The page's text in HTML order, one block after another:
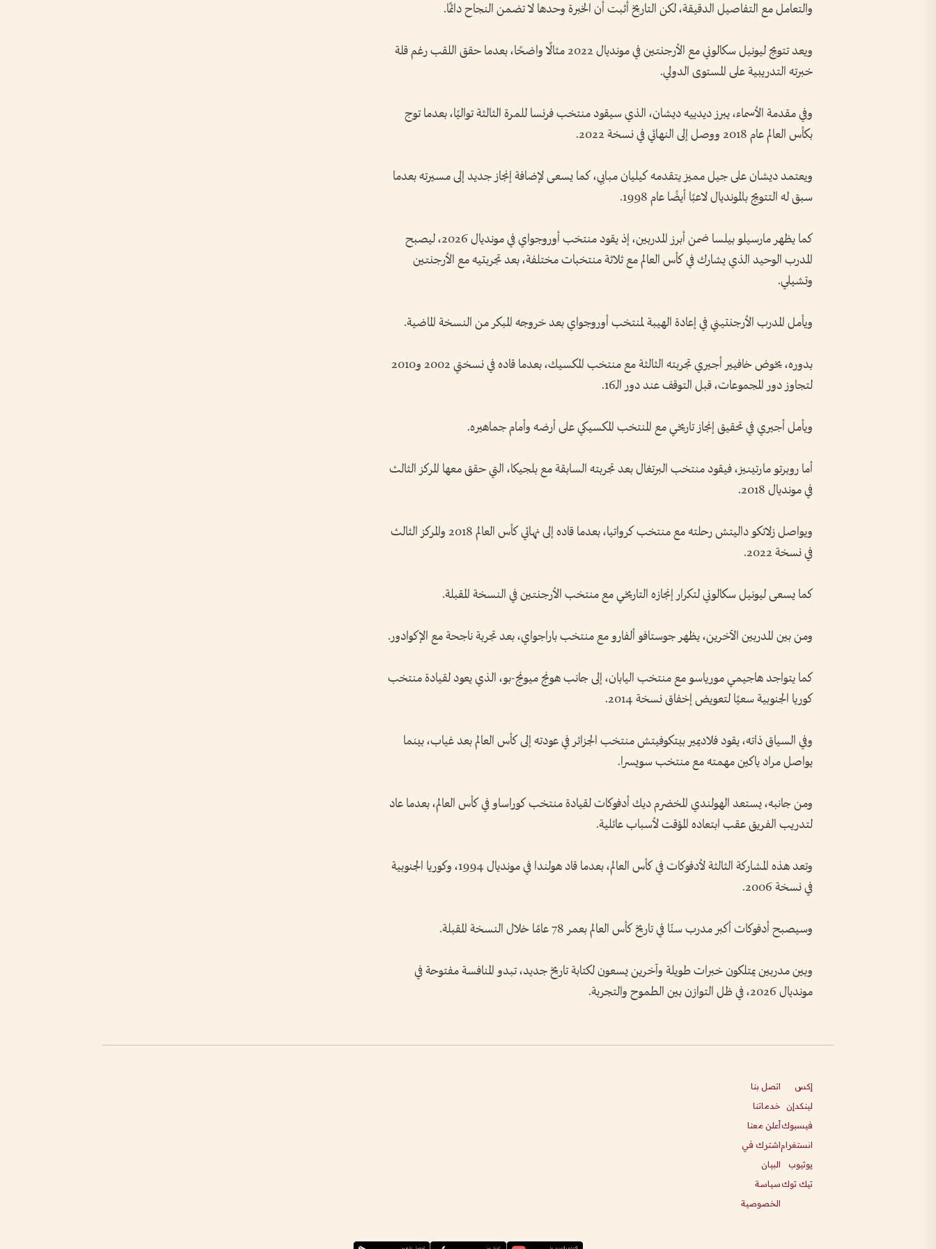
والتعامل مع التفاصيل الدقيقة، لكن التاريخ أثبت أن الخبرة وحدها لا تضمن النجاح دائمًا.
ويعد تتويج ليونيل سكالوني مع الأرجنتين في مونديال 2022 مثالًا واضحًا، بعدما حقق اللقب رغم قلة
خبرته التدريبية على المستوى الدولي.
وفي مقدمة الأسماء، يبرز ديدييه ديشان، الذي سيقود منتخب فرنسا للمرة الثالثة تواليًا، بعدما توج
بكأس العالم عام 2018 ووصل إلى النهائي في نسخة 2022.
ويعتمد ديشان على جيل مميز يتقدمه كيليان مبابي، كما يسعى لإضافة إنجاز جديد إلى مسيرته بعدما
سبق له التتويج بالمونديال لاعبًا أيضًا عام 1998.
كما يظهر مارسيلو بيلسا ضمن أبرز المدربين، إذ يقود منتخب أوروجواي في مونديال 2026، ليصبح
المدرب الوحيد الذي يشارك في كأس العالم مع ثلاثة منتخبات مختلفة، بعد تجربتيه مع الأرجنتين
وتشيلي.
ويأمل المدرب الأرجنتيني في إعادة الهيبة لمنتخب أوروجواي بعد خروجه المبكر من النسخة الماضية.
بدوره، يخوض خافيير أجيري تجربته الثالثة مع منتخب المكسيك، بعدما قاده في نسختي 2002 و2010
لتجاوز دور المجموعات، قبل التوقف عند دور الـ16.
ويأمل أجيري في تحقيق إنجاز تاريخي مع المنتخب المكسيكي على أرضه وأمام جماهيره.
أما روبرتو مارتينيز، فيقود منتخب البرتغال بعد تجربته السابقة مع بلجيكا، التي حقق معها المركز الثالث
في مونديال 2018.
ويواصل زلاتكو داليتش رحلته مع منتخب كرواتيا، بعدما قاده إلى نهائي كأس العالم 2018 والمركز الثالث
في نسخة 2022.
كما يسعى ليونيل سكالوني لتكرار إنجازه التاريخي مع منتخب الأرجنتين في النسخة المقبلة.
ومن بين المدربين الآخرين، يظهر جوستافو ألفارو مع منتخب باراجواي، بعد تجربة ناجحة مع الإكوادور.
كما يتواجد هاجيمي مورياسو مع منتخب اليابان، إلى جانب هونج ميونج-بو، الذي يعود لقيادة منتخب
كوريا الجنوبية سعيًا لتعويض إخفاق نسخة 2014.
وفي السياق ذاته، يقود فلاديمير بيتكوفيتش منتخب الجزائر في عودته إلى كأس العالم بعد غياب، بينما
يواصل مراد ياكين مهمته مع منتخب سويسرا.
ومن جانبه، يستعد الهولندي المخضرم ديك أدفوكات لقيادة منتخب كوراساو في كأس العالم، بعدما عاد
لتدريب الفريق عقب ابتعاده المؤقت لأسباب عائلية.
وتعد هذه المشاركة الثالثة لأدفوكات في كأس العالم، بعدما قاد هولندا في مونديال 1994، وكوريا الجنوبية
في نسخة 2006.
وسيصبح أدفوكات أكبر مدرب سنًا في تاريخ كأس العالم بعمر 78 عامًا خلال النسخة المقبلة.
وبين مدربين يمتلكون خبرات طويلة وآخرين يسعون لكتابة تاريخ جديد، تبدو المنافسة مفتوحة في
مونديال 2026، في ظل التوازن بين الطموح والتجربة.
إكس
لينكدإن
فيسبوك
انستغرام
يوتيوب
تيك توك
اتصل بنا
خدماتنا
أعلن معنا
اشترك في
البيان
سياسة
الخصوصية